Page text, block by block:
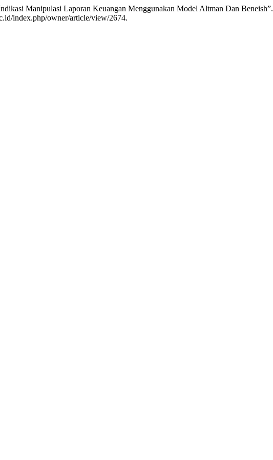
Manipulasi Laporan Keuangan Menggunakan Model Altman Dan Beneish”.
index.php/owner/article/view/2674.